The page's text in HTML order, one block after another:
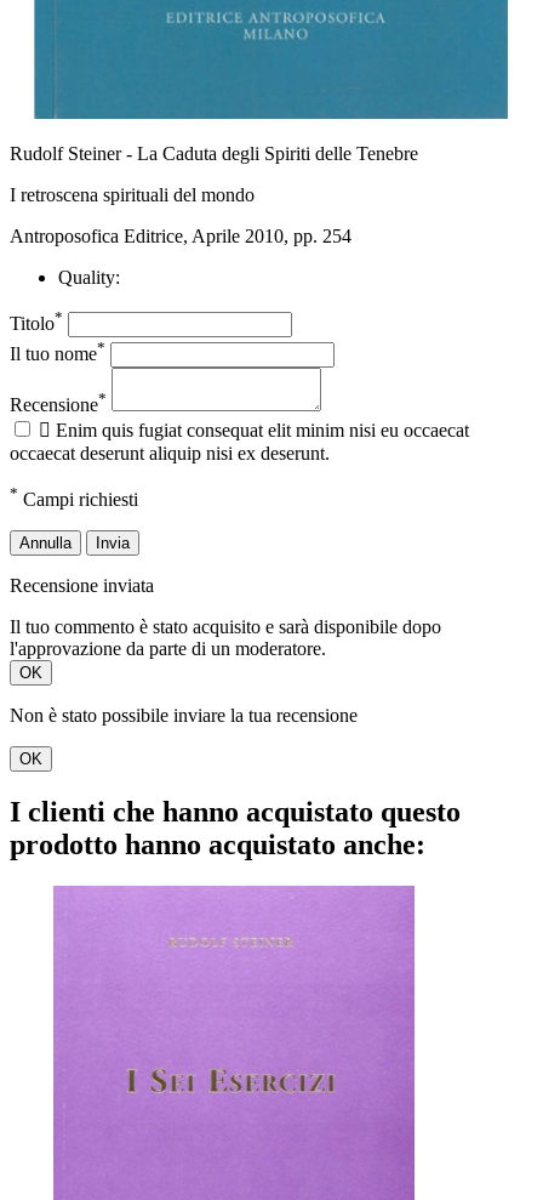
Rudolf Steiner - La Caduta degli Spiriti delle Tenebre
I retroscena spirituali del mondo
Antroposofica Editrice, Aprile 2010, pp. 254
Quality:
Titolo*
Il tuo nome*
Recensione*
 Enim quis fugiat consequat elit minim nisi eu occaecat
occaecat deserunt aliquip nisi ex deserunt.
* Campi richiesti
Annulla Invia
Recensione inviata
Il tuo commento è stato acquisito e sarà disponibile dopo
l'approvazione da parte di un moderatore.
OK
Non è stato possibile inviare la tua recensione
OK
I clienti che hanno acquistato questo
prodotto hanno acquistato anche: